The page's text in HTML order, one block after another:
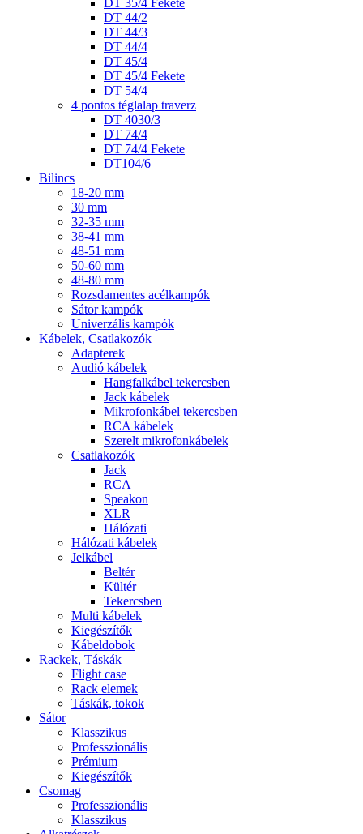
DT 35/4 Fekete
DT 44/2
DT 44/3
DT 44/4
DT 45/4
DT 45/4 Fekete
DT 54/4
4 pontos téglalap traverz
DT 4030/3
DT 74/4
DT 74/4 Fekete
DT104/6
Bilincs
18-20 mm
30 mm
32-35 mm
38-41 mm
48-51 mm
50-60 mm
48-80 mm
Rozsdamentes acélkampók
Sátor kampók
Univerzális kampók
Kábelek, Csatlakozók
Adapterek
Audió kábelek
Hangfalkábel tekercsben
Jack kábelek
Mikrofonkábel tekercsben
RCA kábelek
Szerelt mikrofonkábelek
Csatlakozók
Jack
RCA
Speakon
XLR
Hálózati
Hálózati kábelek
Jelkábel
Beltér
Kültér
Tekercsben
Multi kábelek
Kiegészítők
Kábeldobok
Rackek, Táskák
Flight case
Rack elemek
Táskák, tokok
Sátor
Klasszikus
Professzionális
Prémium
Kiegészítők
Csomag
Professzionális
Klasszikus